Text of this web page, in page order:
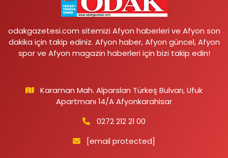
odakgazetesi.com sitemizi Afyon haberleri ve Afyon son
dakika için takip ediniz. Afyon haber, Afyon güncel, Afyon
spor ve Afyon magazin haberleri için bizi takip edin!
Karaman Mah. Alparslan Türkeş Bulvarı, Ufuk
Apartmanı 14/A Afyonkarahisar
0272 212 21 00
[email protected]